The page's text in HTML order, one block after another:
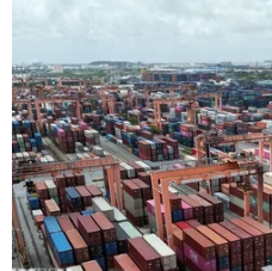
Bộ Nội vụ Pháp cho biết 400
chế vụ cháy tại Nhà thờ Đức
Daily Mail hôm 16/4
Paris đã không thể sử
biệt mang tên